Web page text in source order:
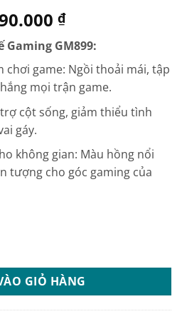
₫.
₫Giá
hiện
tại
là:
1.990.000 ₫.
Gaming GM899:
chơi game: Ngồi thoải mái, tập
mọi trận game.
cột sống, giảm thiểu tình
gáy.
không gian: Màu hồng nổi
tượng cho góc gaming của
GM899 số lượng
GIỎ HÀNG